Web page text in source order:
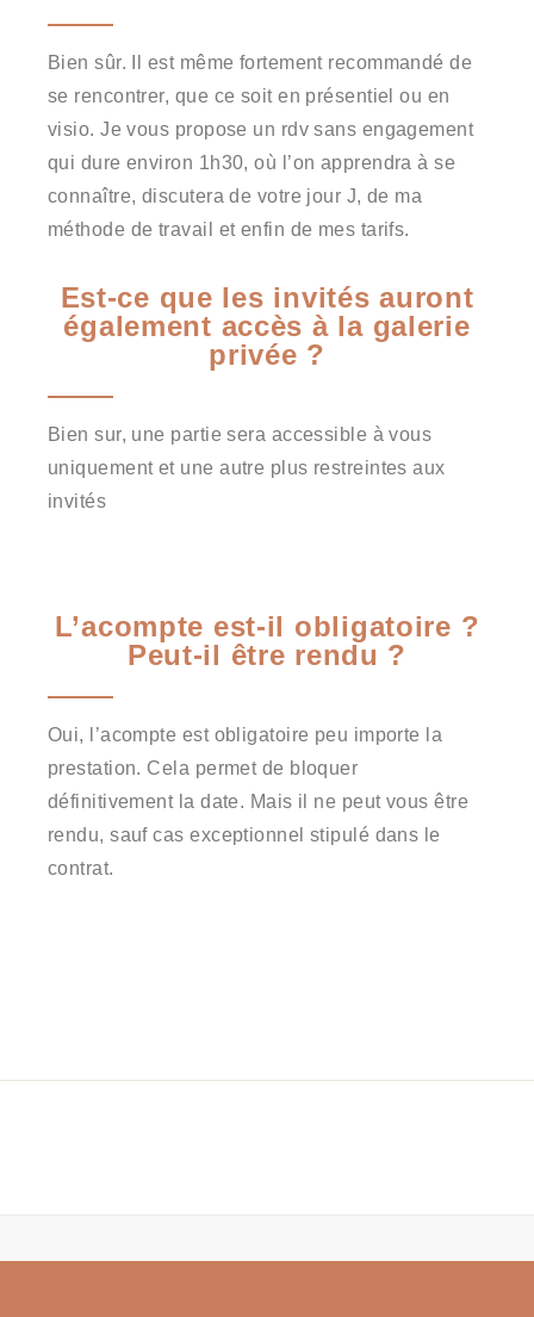
Bien sûr. Il est même fortement recommandé de
se rencontrer, que ce soit en présentiel ou en
visio. Je vous propose un rdv sans engagement
qui dure environ 1h30, où l’on apprendra à se
connaître, discutera de votre jour J, de ma
méthode de travail et enfin de mes tarifs.
Est-ce que les invités auront
également accès à la galerie
privée ?
Bien sur, une partie sera accessible à vous
uniquement et une autre plus restreintes aux
invités
L’acompte est-il obligatoire ?
Peut-il être rendu ?
Oui, l’acompte est obligatoire peu importe la
prestation. Cela permet de bloquer
définitivement la date. Mais il ne peut vous être
rendu, sauf cas exceptionnel stipulé dans le
contrat.